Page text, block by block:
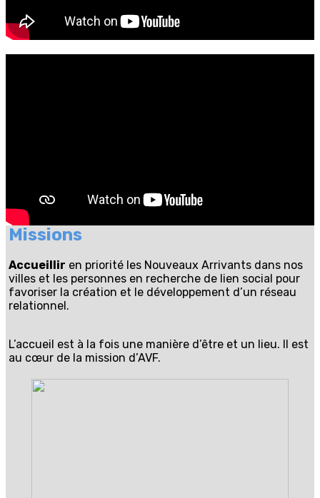
Missions
Accueillir en priorité les Nouveaux Arrivants dans nos
villes et les personnes en recherche de lien social pour
favoriser la création et le développement d’un réseau
relationnel.
L’accueil est à la fois une manière d’être et un lieu. Il est
au cœur de la mission d’AVF.